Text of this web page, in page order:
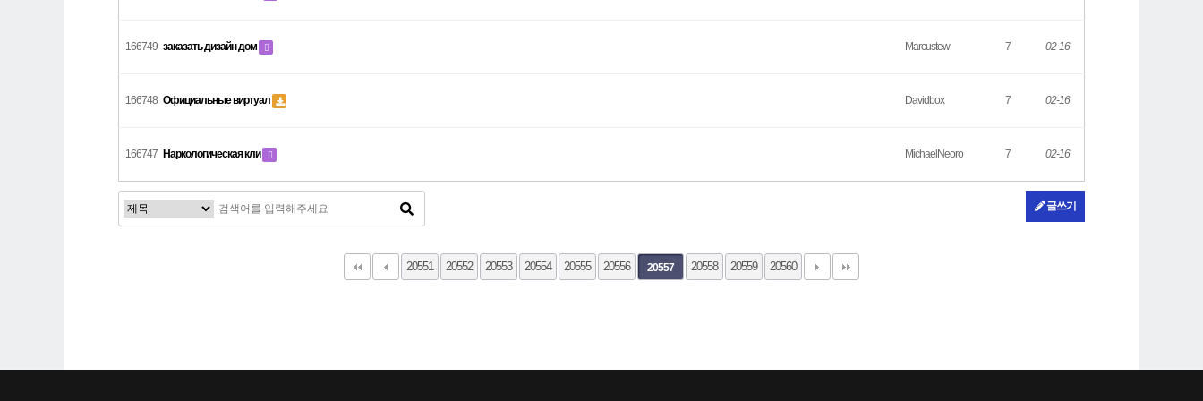
166749 заказать дизайн дом Marcustew 7 02-16
166748 Официальные виртуал Davidbox 7 02-16
166747 Наркологическая кли MichaelNeoro 7 02-16
글쓰기
20551 20552 20553 20554 20555 20556 20557 20558 20559 20560
다음 맨끝